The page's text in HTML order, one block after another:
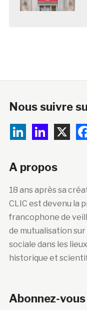
Nous suivre
A propos
18 ans après sa
CLIC est devenu la
francophone de
de mutualisation
sociale dans les
historique et
Abonnez-